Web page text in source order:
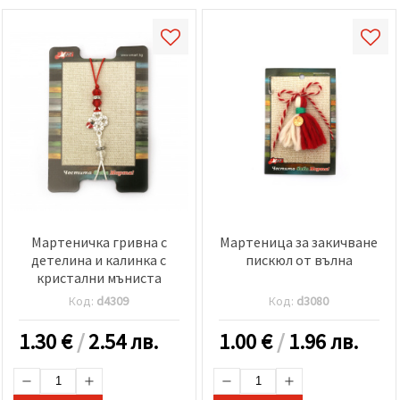
Мартеничка гривна с
детелина и калинка с
кристални мъниста
Код: d4309
1.30€/2.54 лв.
Мартеница за закичване
пискюл от вълна
Код: d3080
1.00€/1.96 лв.